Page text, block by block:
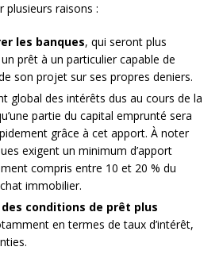
plusieurs raisons :
les banques, qui seront plus
prêt à un particulier capable de
son projet sur ses propres deniers.
global des intérêts dus au cours de la
partie du capital emprunté sera
grâce à cet apport. À noter
exigent un minimum d’apport
compris entre 10 et 20 % du
immobilier.
conditions de prêt plus
en termes de taux d’intérêt,